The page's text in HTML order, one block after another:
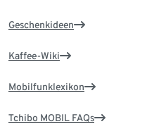
Geschenkideen
Kaffee-Wiki
Mobilfunklexikon
Tchibo MOBIL FAQs